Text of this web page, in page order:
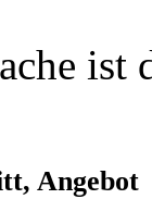
ist
Angebot